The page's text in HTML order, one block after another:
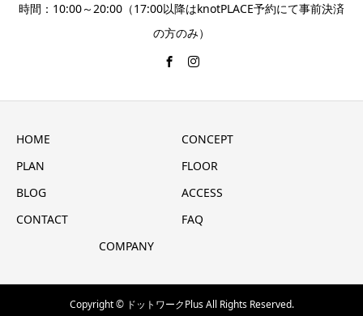
時間：10:00～20:00（17:00以降はknotPLACE予約にて事前決済
の方のみ）
HOME
CONCEPT
PLAN
FLOOR
BLOG
ACCESS
CONTACT
FAQ
COMPANY
Copyright © ドットワークPlus All Rights Reserved.